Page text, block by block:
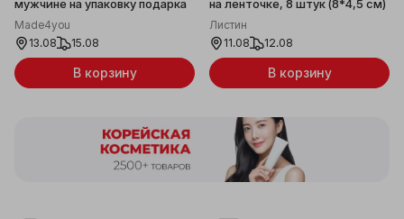
мужчине на упаковку подарка
Made4you
13.08
15.08
В корзину
на ленточке, 8 штук (8*4,5 см)
Листин
11.08
12.08
В корзину